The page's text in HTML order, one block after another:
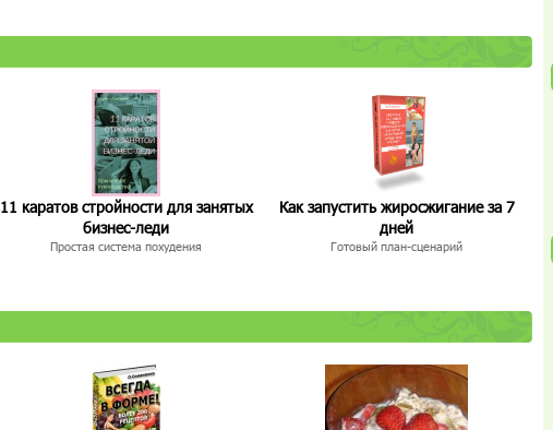
11 каратов стройности для занятых
бизнес-леди
Простая система похудения
Как запустить жиросжигание за 7
дней
Готовый план-сценарий